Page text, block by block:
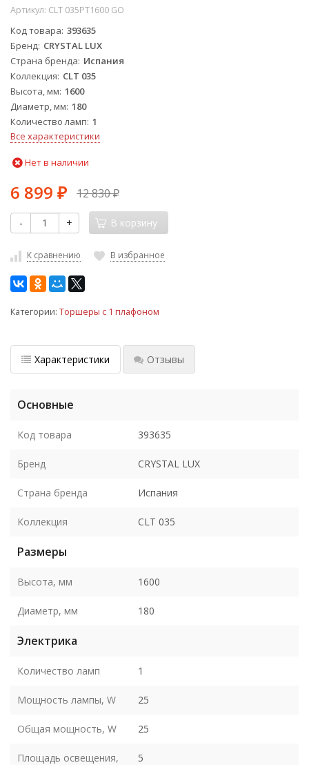
Артикул: CLT 035PT1600 GO
Код товара 393635
Бренд CRYSTAL LUX
Страна бренда Испания
Коллекция CLT 035
Высота, мм 1600
Диаметр, мм 180
Количество ламп 1
Все характеристики
Нет в наличии
6 899 ₽ 12 830₽
- + В корзину
К сравнению В избранное
Категории: Торшеры с 1 плафоном
Характеристики Отзывы
Основные
Код товара 393635
Бренд CRYSTAL LUX
Страна бренда Испания
Коллекция CLT 035
Размеры
Высота, мм 1600
Диаметр, мм 180
Электрика
Количество ламп 1
Мощность лампы, W 25
Общая мощность, W 25
Площадь освещения,
5